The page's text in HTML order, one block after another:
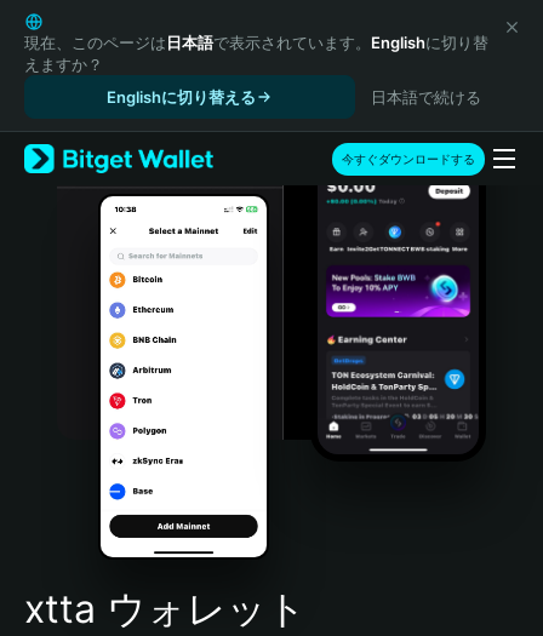
English
日本語
Tiếng Việt
Español (Latinoamérica)
Türkçe
Italiano
Português (Portugal)
Bahasa Indonesia
Português (Brasil)
Español (Argentina)
現在、このページは日本語で表示されています。 Englishに切り替
えますか？
Englishに切り替える
日本語で続ける
今すぐダウンロードする
xtta ウォレット